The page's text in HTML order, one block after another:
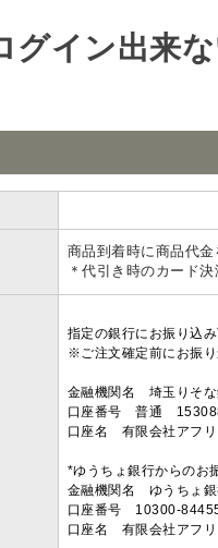
グイン出来
商品到着時に商品代
＊代引き時のカード
指定の銀行にお振り込
※ご注文確定前にお振
金融機関名 埼玉りそ
口座番号 普通
口座名 有限会社アフ
*ゆうちょ銀行からのお
金融機関名 ゆうちょ
口座番号 10300-
口座名 有限会社アフ